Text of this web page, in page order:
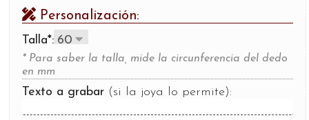
Personalización:
Talla*:
* Para saber la talla, mide la circunferencia del dedo
en mm
Texto a grabar (si la joya lo permite):